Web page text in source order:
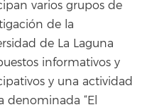
varios grupos de
de la
de La Laguna
informativos y
y una actividad
denominada “El